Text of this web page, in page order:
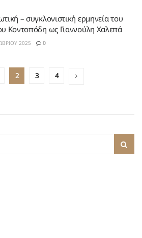
– συγκλονιστική ερμηνεία του
Κοντοπόδη ως Γιαννούλη Χαλεπά
2025 0
2 3 4